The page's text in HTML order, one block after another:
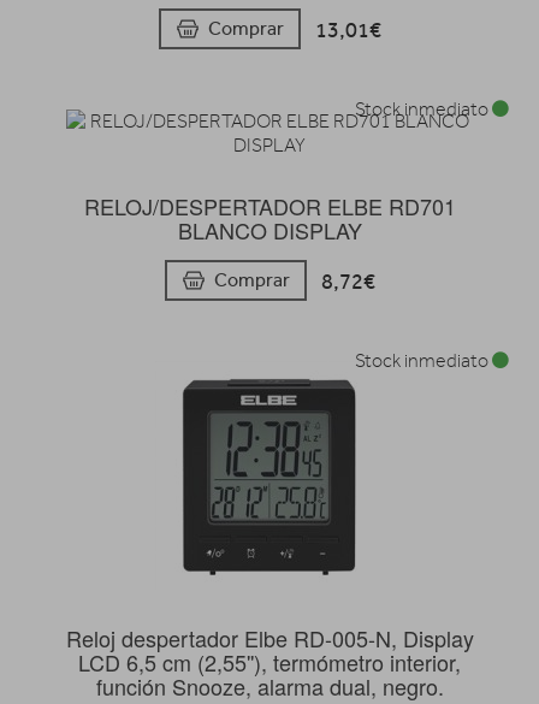
Comprar 13,01€
RELOJ/DESPERTADOR ELBE RD701
BLANCO DISPLAY
Comprar 8,72€
Stock inmediato
Reloj despertador Elbe RD-005-N, Display
LCD 6,5 cm (2,55''), termómetro interior,
función Snooze, alarma dual, negro.
Stock inmediato